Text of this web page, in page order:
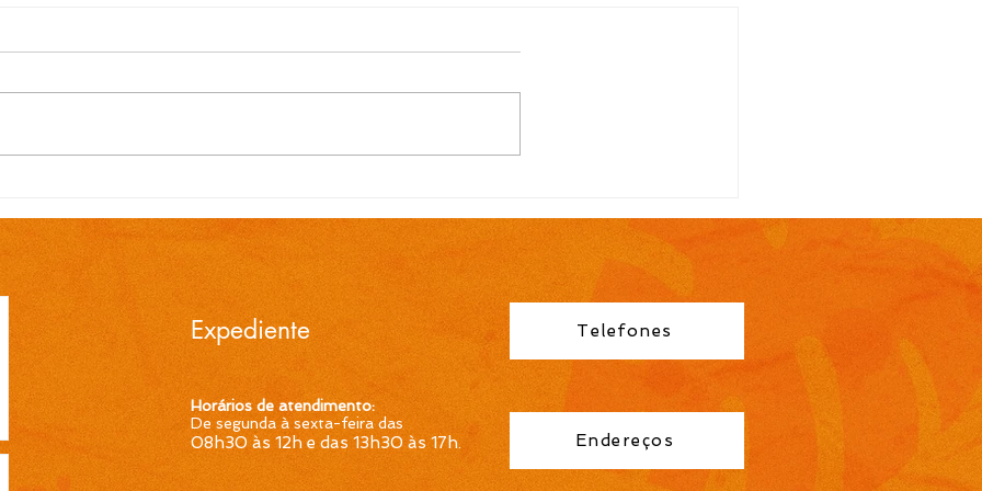
temporário de Professor
Ensino Fundamental 1ª a
4ª Séries é publicada pela
Prefeitura de Cidreira
temporário de Professor
Ensino Fundamental 1ª a
4ª Séries é publicada pela
Prefeitura de Cidreira
Expediente
Horários de atendimento:
De segunda à sexta-feira das
08h30 às 12h e das 13h30 às 17h.
Telefones
Endereços